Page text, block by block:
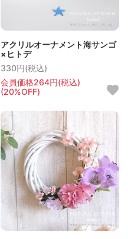
アクリルオーナメント海サンゴ
×ヒトデ
330円(税込)
会員価格264円(税込)
(20%OFF)